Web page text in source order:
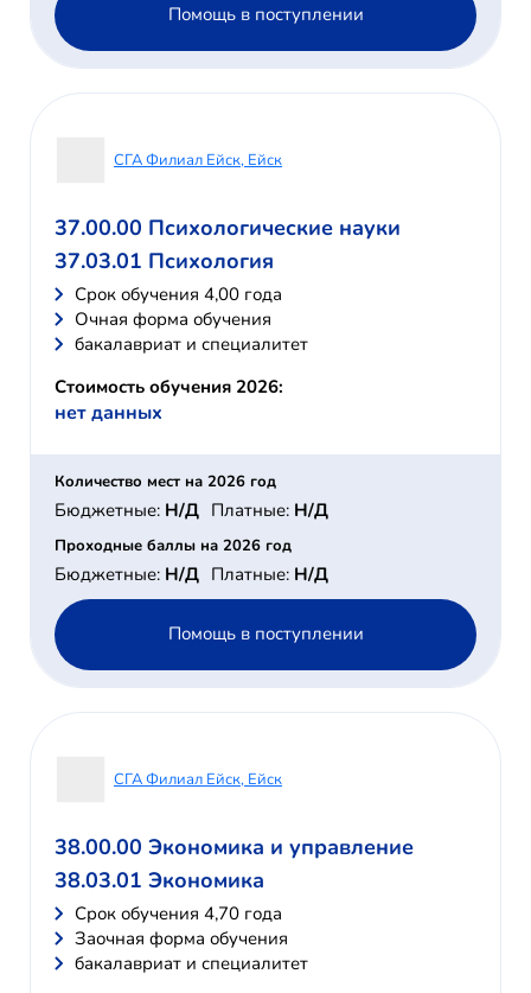
Помощь в поступлении
СГА Филиал Ейск, Ейск
37.00.00 Психологические науки
37.03.01 Психология
Cрок обучения 4,00 года
Очная форма обучения
бакалавриат и специалитет
Стоимость обучения 2026:
нет данных
Количество мест на 2026 год
Бюджетные: Н/Д Платные: Н/Д
Проходные баллы на 2026 год
Бюджетные: Н/Д Платные: Н/Д
Помощь в поступлении
СГА Филиал Ейск, Ейск
38.00.00 Экономика и управление
38.03.01 Экономика
Cрок обучения 4,70 года
Заочная форма обучения
бакалавриат и специалитет